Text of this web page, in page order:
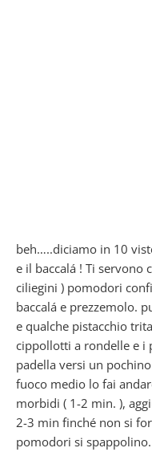
beh…..diciamo in 10
e il baccalá ! Ti
ciliegini ) pomodori
baccalá e prezzemolo.
e qualche pistacchio
cippollotti a rondelle e i
padella versi un
fuoco medio lo fai
morbidi ( 1-2 min. ),
2-3 min finché non si
pomodori si